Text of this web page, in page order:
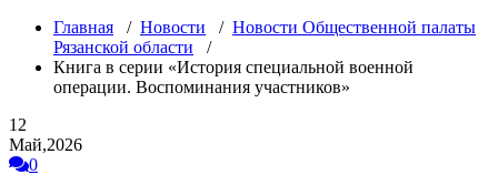
Главная / Новости / Новости Общественной палаты
Рязанской области /
Книга в серии «История специальной военной
операции. Воспоминания участников»
12
Май,2026
0